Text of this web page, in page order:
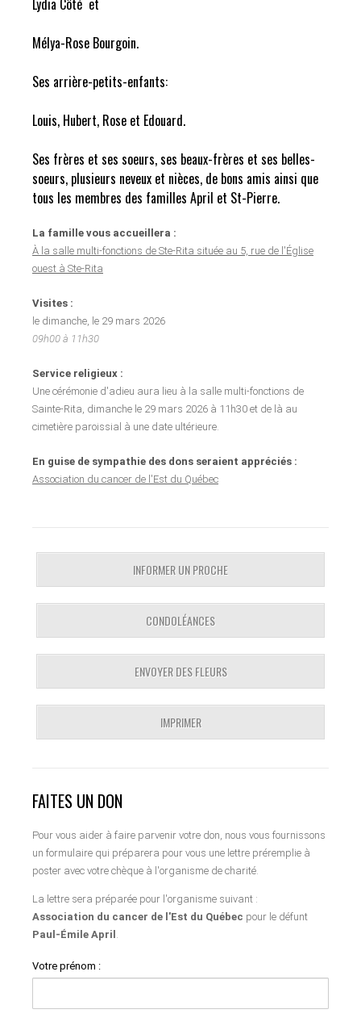
Lydia Côté et
Mélya-Rose Bourgoin.
Ses arrière-petits-enfants:
Louis, Hubert, Rose et Edouard.
Ses frères et ses soeurs, ses beaux-frères et ses belles-
soeurs, plusieurs neveux et nièces, de bons amis ainsi que
tous les membres des familles April et St-Pierre.
La famille vous accueillera :
À la salle multi-fonctions de Ste-Rita située au 5, rue de l'Église
ouest à Ste-Rita
Visites :
le dimanche, le 29 mars 2026
09h00 à 11h30
Service religieux :
Une cérémonie d'adieu aura lieu à la salle multi-fonctions de
Sainte-Rita, dimanche le 29 mars 2026 à 11h30 et de là au
cimetière paroissial à une date ultérieure.
En guise de sympathie des dons seraient appréciés :
Association du cancer de l'Est du Québec
INFORMER UN PROCHE
CONDOLÉANCES
ENVOYER DES FLEURS
IMPRIMER
FAITES UN DON
Pour vous aider à faire parvenir votre don, nous vous fournissons
un formulaire qui préparera pour vous une lettre préremplie à
poster avec votre chèque à l'organisme de charité.
La lettre sera préparée pour l'organisme suivant :
Association du cancer de l'Est du Québec pour le défunt
Paul-Émile April
Votre prénom :